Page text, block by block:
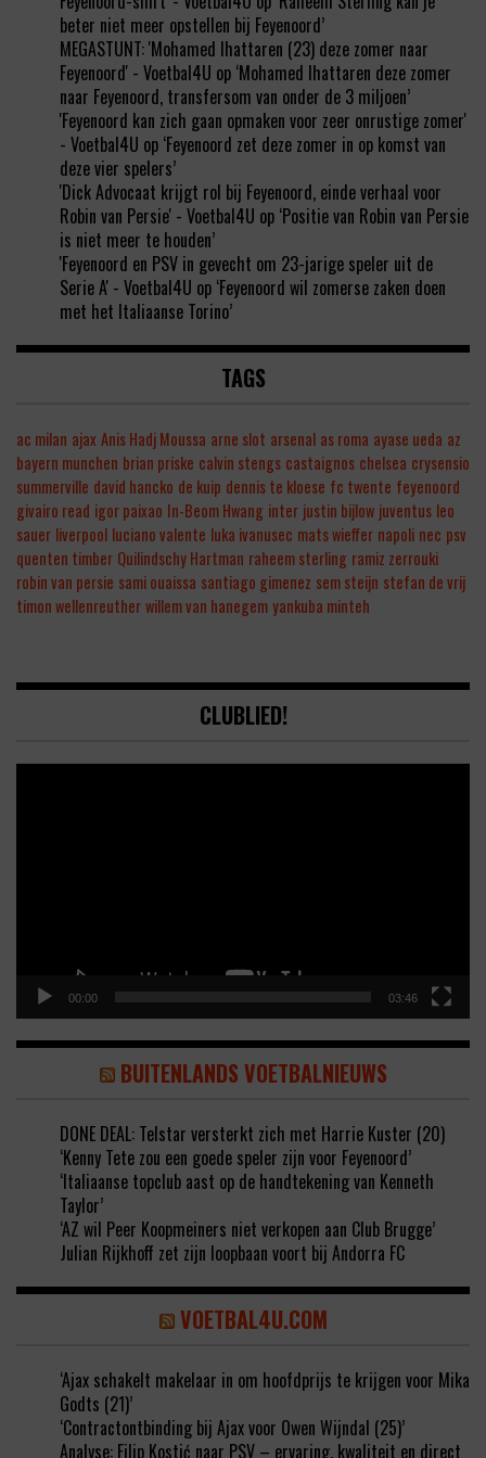
beter niet meer opstellen bij Feyenoord’
MEGASTUNT: 'Mohamed Ihattaren (23) deze zomer naar
Feyenoord' - Voetbal4U op ‘Mohamed Ihattaren deze zomer
naar Feyenoord, transfersom van onder de 3 miljoen’
'Feyenoord kan zich gaan opmaken voor zeer onrustige zomer'
- Voetbal4U op ‘Feyenoord zet deze zomer in op komst van
deze vier spelers’
'Dick Advocaat krijgt rol bij Feyenoord, einde verhaal voor
Robin van Persie' - Voetbal4U op ‘Positie van Robin van Persie
is niet meer te houden’
'Feyenoord en PSV in gevecht om 23-jarige speler uit de
Serie A' - Voetbal4U op ‘Feyenoord wil zomerse zaken doen
met het Italiaanse Torino’
TAGS
ac milan ajax Anis Hadj Moussa arne slot arsenal as roma ayase ueda az
bayern munchen brian priske calvin stengs castaignos chelsea crysensio
summerville david hancko de kuip dennis te kloese fc twente feyenoord
givairo read igor paixao In-Beom Hwang inter justin bijlow juventus leo
sauer liverpool luciano valente luka ivanusec mats wieffer napoli nec psv
quenten timber Quilindschy Hartman raheem sterling ramiz zerrouki
robin van persie sami ouaissa santiago gimenez sem steijn stefan de vrij
timon wellenreutherwillem van hanegemyankuba minteh
CLUBLIED!
00:00 03:46
BUITENLANDS VOETBALNIEUWS
DONE DEAL: Telstar versterkt zich met Harrie Kuster (20)
‘Kenny Tete zou een goede speler zijn voor Feyenoord’
‘Italiaanse topclub aast op de handtekening van Kenneth
Taylor’
‘AZ wil Peer Koopmeiners niet verkopen aan Club Brugge’
Julian Rijkhoff zet zijn loopbaan voort bij Andorra FC
VOETBAL4U.COM
‘Ajax schakelt makelaar in om hoofdprijs te krijgen voor Mika
Godts (21)’
‘Contractontbinding bij Ajax voor Owen Wijndal (25)’
Analyse: Filip Kostić naar PSV – ervaring, kwaliteit en direct